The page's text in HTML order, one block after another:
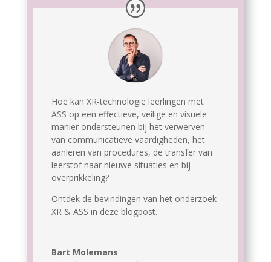
Hoe kan XR-technologie leerlingen met
ASS op een effectieve, veilige en visuele
manier ondersteunen bij het verwerven
van communicatieve vaardigheden, het
aanleren van procedures, de transfer van
leerstof naar nieuwe situaties en bij
overprikkeling?
Ontdek de bevindingen van het onderzoek
XR & ASS in deze blogpost.
Bart Molemans